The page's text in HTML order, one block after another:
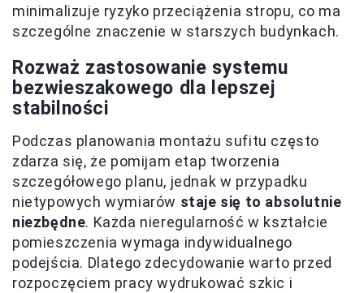
minimalizuje ryzyko przeciążenia stropu, co ma
szczególne znaczenie w starszych budynkach.
Rozważ zastosowanie systemu
bezwieszakowego dla lepszej
stabilności
Podczas planowania montażu sufitu często
zdarza się, że pomijam etap tworzenia
szczegółowego planu, jednak w przypadku
nietypowych wymiarów staje się to absolutnie
niezbędne. Każda nieregularność w kształcie
pomieszczenia wymaga indywidualnego
podejścia. Dlatego zdecydowanie warto przed
rozpoczęciem pracy wydrukować szkic i